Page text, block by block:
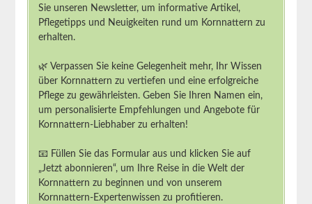
Sie unseren Newsletter, um informative Artikel,
Pflegetipps und Neuigkeiten rund um Kornnattern zu
erhalten.
🌿 Verpassen Sie keine Gelegenheit mehr, Ihr Wissen
über Kornnattern zu vertiefen und eine erfolgreiche
Pflege zu gewährleisten. Geben Sie Ihren Namen ein,
um personalisierte Empfehlungen und Angebote für
Kornnattern-Liebhaber zu erhalten!
📧 Füllen Sie das Formular aus und klicken Sie auf
„Jetzt abonnieren“, um Ihre Reise in die Welt der
Kornnattern zu beginnen und von unserem
Kornnattern-Expertenwissen zu profitieren.